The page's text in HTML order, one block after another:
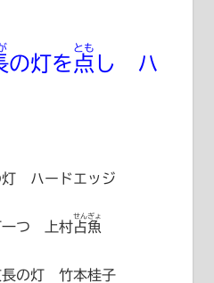
の灯を 点
とも
し ハ
灯 ハードエッジ
一つ 上村占魚
せんぎょ
長の灯 竹本桂子